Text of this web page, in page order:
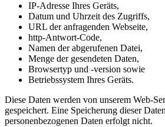
IP-Adresse Ihres Geräts,
Datum und Uhrzeit des Zugriffs,
URL der anfragenden Webseite,
http-Antwort-Code,
Namen der abgerufenen Datei,
Menge der gesendeten Daten,
Browsertyp und -version sowie
Betriebssystem Ihres Geräts.
Diese Daten werden von unserem Web-
gespeichert. Eine Speicherung dieser
personenbezogenen Daten erfolgt nicht.